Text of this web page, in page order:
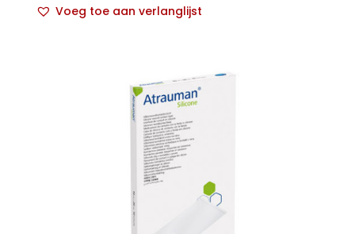
Voeg toe aan verlanglijst